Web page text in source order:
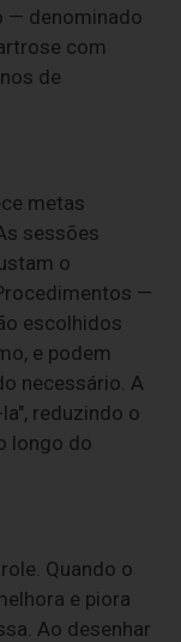
— denominado
com
de
metas
sessões
o
—
escolhidos
e podem
necessário. A
reduzindo o
longo do
Quando o
e piora
Ao desenhar